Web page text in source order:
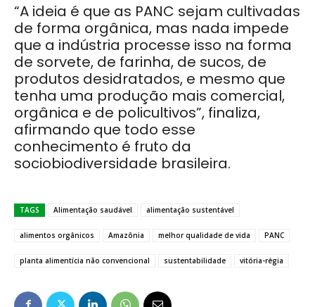
“A ideia é que as PANC sejam cultivadas
de forma orgânica, mas nada impede
que a indústria processe isso na forma
de sorvete, de farinha, de sucos, de
produtos desidratados, e mesmo que
tenha uma produção mais comercial,
orgânica e de policultivos”, finaliza,
afirmando que todo esse
conhecimento é fruto da
sociobiodiversidade brasileira.
TAGS Alimentação saudável alimentação sustentável
alimentos orgânicos Amazônia melhor qualidade de vida PANC
planta alimentícia não convencional sustentabilidade vitória-régia